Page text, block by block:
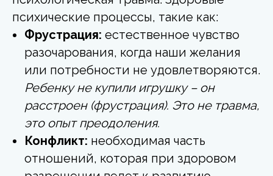
психические процессы, такие как:
Фрустрация: естественное чувство
разочарования, когда наши желания
или потребности не удовлетворяются.
Ребенку не купили игрушку – он
расстроен (фрустрация). Это не травма,
это опыт преодоления.
Конфликт: необходимая часть
отношений, которая при здоровом